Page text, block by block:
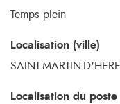
Temps plein
Localisation (ville)
SAINT-MARTIN-
Localisation du